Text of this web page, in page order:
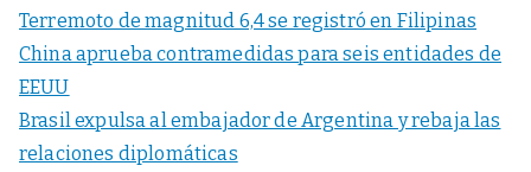
Terremoto de magnitud 6,4 se registró en Filipinas
China aprueba contramedidas para seis entidades de
EEUU
Brasil expulsa al embajador de Argentina y rebaja las
relaciones diplomáticas